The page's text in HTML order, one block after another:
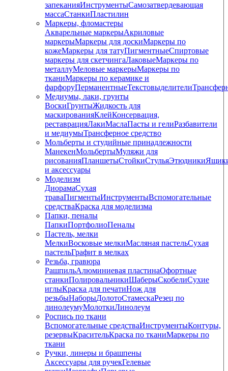
запеканияИнструментыСамозатвердевающая
массаСтанкиПластилин
Маркеры, фломастеры
Акварельные маркерыАкриловые
маркерыМаркеры для доскиМаркеры по
кожеМаркеры для татуПигментныеCпиртовые
маркеры для скетчингаЛаковыеМаркеры по
металлуМеловые маркерыМаркеры по
тканиМаркеры по керамике и
фарфоруПерманентныеТекстовыделители
Медиумы, лаки, грунты
ВоскиГрунтыЖидкость для
маскированияКлейКонсервация,
реставрацияЛакиМаслаПасты и гелиРазбавители
и медиумыТрансферное средство
Мольберты и студийные принадлежности
МанекенМольбертыМуляжи для
рисованияПланшетыСтойкиСтульяЭтюдники
и аксессуары
Моделизм
ДиорамаСухая
траваПигментыИнструментыВспомогательные
средстваКраска для моделизма
Папки, пеналы
ПапкиПортфолиоПеналы
Пастель, мелки
МелкиВосковые мелкиМасляная пастельСухая
пастельГрафит в мелках
Резьба, гравюра
РашпильАлюминиевая пластинаОфортные
станкиПолировальникиШаберыСкобелиСухие
иглыКраска для печатиНож для
резьбыНаборыДолотоСтамескаРезец по
линолеумуМолоткиЛинолеум
Роспись по ткани
Вспомогательные средстваИнструментыКонтуры,
резервыКрасительКраска по тканиМаркеры по
ткани
Ручки, линеры и брашпены
Аксессуары для ручекГелевые